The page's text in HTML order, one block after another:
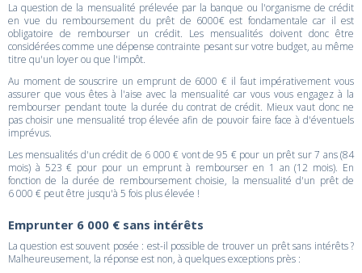
La question de la mensualité prélevée par la banque ou l'organisme de crédit
en vue du remboursement du prêt de 6000€ est fondamentale car il est
obligatoire de rembourser un crédit. Les mensualités doivent donc être
considérées comme une dépense contrainte pesant sur votre budget, au même
titre qu'un loyer ou que l'impôt.
Au moment de souscrire un emprunt de 6000 € il faut impérativement vous
assurer que vous êtes à l'aise avec la mensualité car vous vous engagez à la
rembourser pendant toute la durée du contrat de crédit. Mieux vaut donc ne
pas choisir une mensualité trop élevée afin de pouvoir faire face à d'éventuels
imprévus.
Les mensualités d'un crédit de 6 000 € vont de 95 € pour un prêt sur 7 ans (84
mois) à 523 € pour pour un emprunt à rembourser en 1 an (12 mois). En
fonction de la durée de remboursement choisie, la mensualité d'un prêt de
6 000 € peut être jusqu'à 5 fois plus élevée !
Emprunter 6 000 € sans intérêts
La question est souvent posée : est-il possible de trouver un prêt sans intérêts ?
Malheureusement, la réponse est non, à quelques exceptions près :